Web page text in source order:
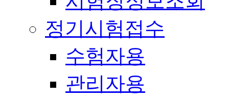
정기시험접수
수험자용
관리자용